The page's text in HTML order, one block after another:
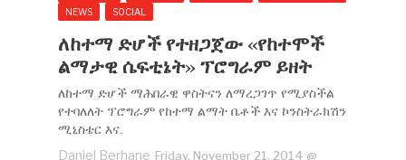
NEWS
SOCIAL
ለከተማ ድሆች የተዘጋጀው ‹‹የከተሞች
ልማታዊ ሴፍቲኔት›› ፕሮግራም ይዘት
ለከተማ ድሆች ማሕበራዊ ዋስትናን ለማረጋገጥ የሚያስችል
የተባለለት ፕሮግራም የከተማ ልማት ቤቶች እና ኮንስትራክሽን
ሚኒስቴር እና.
Daniel Berhane Friday, November 21, 2014 @